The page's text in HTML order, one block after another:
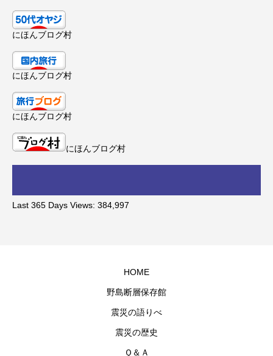
にほんブログ村
にほんブログ村
にほんブログ村
にほんブログ村
Last 365 Days Views: 384,997
HOME
野島断層保存館
震災の語りべ
震災の歴史
Ｑ＆Ａ